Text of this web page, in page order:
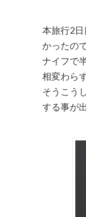
本旅行2
かったの
ナイフで
相変わら
そうこう
する事が